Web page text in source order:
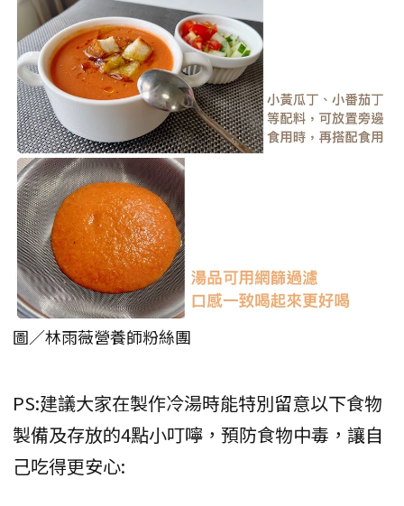
圖／林雨薇營養師粉絲團
PS:建議大家在製作冷湯時能特別留意以下食物
製備及存放的4點小叮嚀，預防食物中毒，讓自
己吃得更安心: